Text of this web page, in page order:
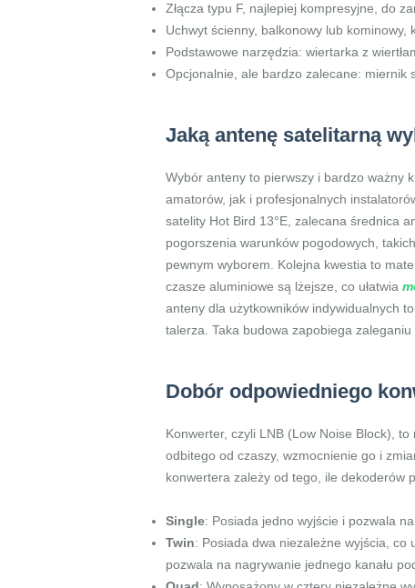
Złącza typu F, najlepiej kompresyjne, do
Uchwyt ścienny, balkonowy lub
Podstawowe narzędzia: wiertarka z
Opcjonalnie, ale bardzo zalecane: miernik
Jaką antenę satelitarną
Wybór anteny to pierwszy i bardzo ważny
amatorów, jak i profesjonalnych
satelity Hot Bird 13°E, zalecana średnica
pogorszenia warunków pogodowych,
pewnym wyborem. Kolejna kwestia to
czasze aluminiowe są lżejsze, co ułatwia
anteny dla użytkowników indywidualnych
talerza. Taka budowa zapobiega zaleganiu
Dobór odpowiedniego
Konwerter, czyli LNB (Low Noise Block),
odbitego od czaszy, wzmocnienie go i
konwertera zależy od tego, ile dekoderów
Single: Posiada jedno wyjście i pozwala
Twin: Posiada dwa niezależne wyjścia, co
pozwala na nagrywanie jednego kanału